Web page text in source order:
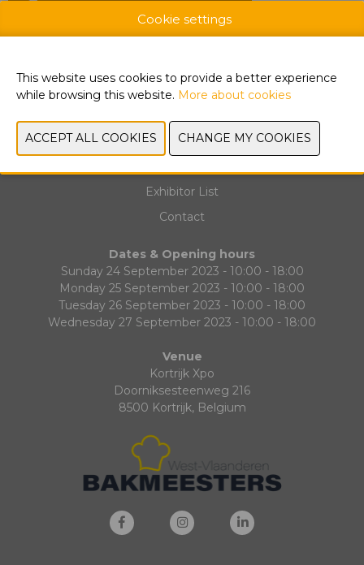
PREVIOUS NEXT
Exhibitor List
Contact
Dates & Opening hours
Sunday 24 September 2023 - 10:00 - 18:00
Monday 25 September 2023 - 10:00 - 18:00
Tuesday 26 September 2023 - 10:00 - 18:00
Wednesday 27 September 2023 - 10:00 - 18:00
Venue
Kortrijk Xpo
Doorniksesteenweg 216
8500 Kortrijk, Belgium
Cookie settings
This website uses cookies to provide a better experience
while browsing this website. More about cookies